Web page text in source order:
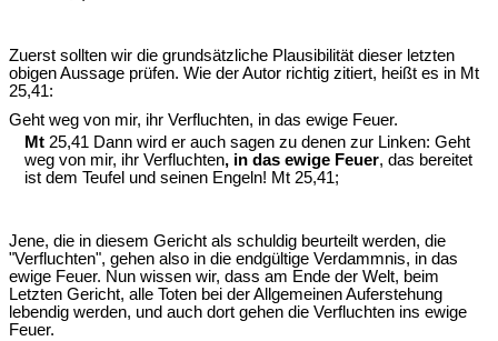
Zuerst sollten wir die grundsätzliche Plausibilität dieser letzten
obigen Aussage prüfen. Wie der Autor richtig zitiert, heißt es in Mt
25,41:
Geht weg von mir, ihr Verfluchten, in das ewige Feuer.
Mt 25,41 Dann wird er auch sagen zu denen zur Linken: Geht
weg von mir, ihr Verfluchten, in das ewige Feuer, das bereitet
ist dem Teufel und seinen Engeln! Mt 25,41;
Jene, die in diesem Gericht als schuldig beurteilt werden, die
"Verfluchten", gehen also in die endgültige Verdammnis, in das
ewige Feuer. Nun wissen wir, dass am Ende der Welt, beim
Letzten Gericht, alle Toten bei der Allgemeinen Auferstehung
lebendig werden, und auch dort gehen die Verfluchten ins ewige
Feuer.